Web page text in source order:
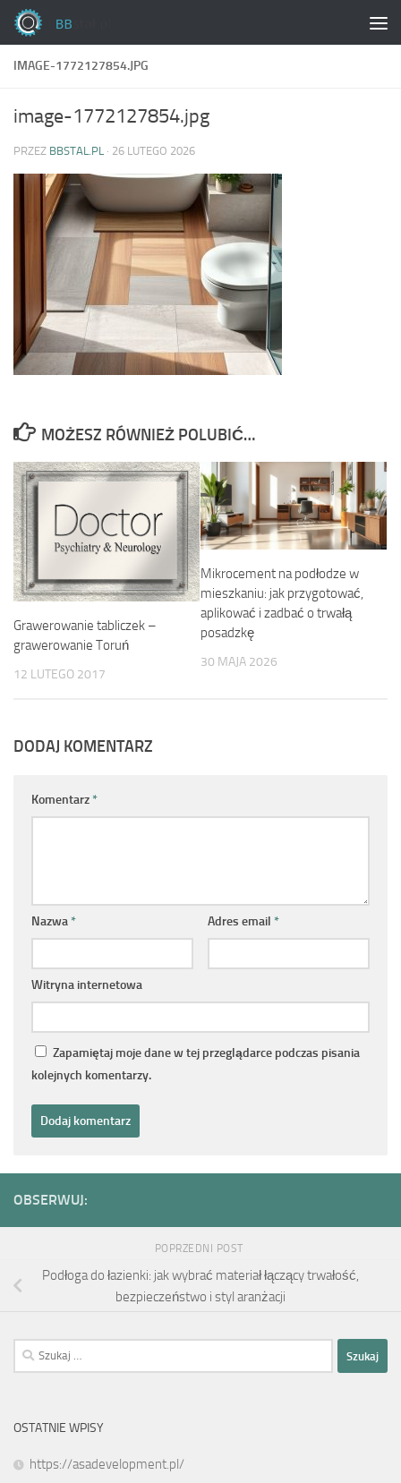
Skip to content
IMAGE-1772127854.JPG
image-1772127854.jpg
PRZEZ BBSTAL.PL · 26 LUTEGO 2026
MOŻESZ RÓWNIEŻ POLUBIĆ…
Grawerowanie tabliczek –
grawerowanie Toruń
12 LUTEGO 2017
Mikrocement na podłodze w
mieszkaniu: jak przygotować,
aplikować i zadbać o trwałą
posadzkę
30 MAJA 2026
DODAJ KOMENTARZ
Komentarz *
Nazwa * Adres email *
Witryna internetowa
Zapamiętaj moje dane w tej przeglądarce podczas pisania
kolejnych komentarzy.
OBSERWUJ:
POPRZEDNI POST
Podłoga do łazienki: jak wybrać materiał łączący trwałość,
bezpieczeństwo i styl aranżacji
Szukaj:
OSTATNIE WPISY
https://asadevelopment.pl/